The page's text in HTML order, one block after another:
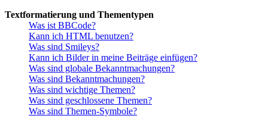
Textformatierung und Thementypen
Was ist BBCode?
Kann ich HTML benutzen?
Was sind Smileys?
Kann ich Bilder in meine Beiträge einfügen?
Was sind globale Bekanntmachungen?
Was sind Bekanntmachungen?
Was sind wichtige Themen?
Was sind geschlossene Themen?
Was sind Themen-Symbole?